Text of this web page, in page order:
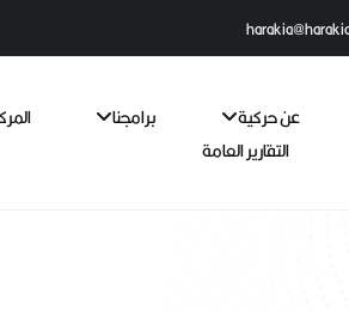
عن حركية برامجنا
التقارير العامة